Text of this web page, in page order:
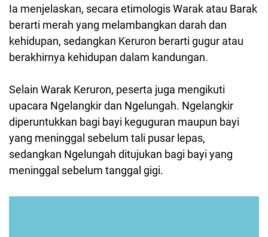
Ia menjelaskan, secara etimologis Warak atau Barak
berarti merah yang melambangkan darah dan
kehidupan, sedangkan Keruron berarti gugur atau
berakhirnya kehidupan dalam kandungan.
Selain Warak Keruron, peserta juga mengikuti
upacara Ngelangkir dan Ngelungah. Ngelangkir
diperuntukkan bagi bayi keguguran maupun bayi
yang meninggal sebelum tali pusar lepas,
sedangkan Ngelungah ditujukan bagi bayi yang
meninggal sebelum tanggal gigi.